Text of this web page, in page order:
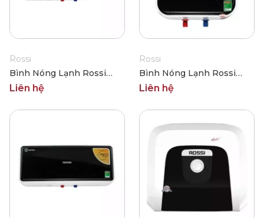
Rossi
Bình Nóng Lạnh Rossi
RSS-15SL
Liên hệ
Rossi
Bình Nóng Lạnh Rossi
RSS-30SQ
Liên hệ